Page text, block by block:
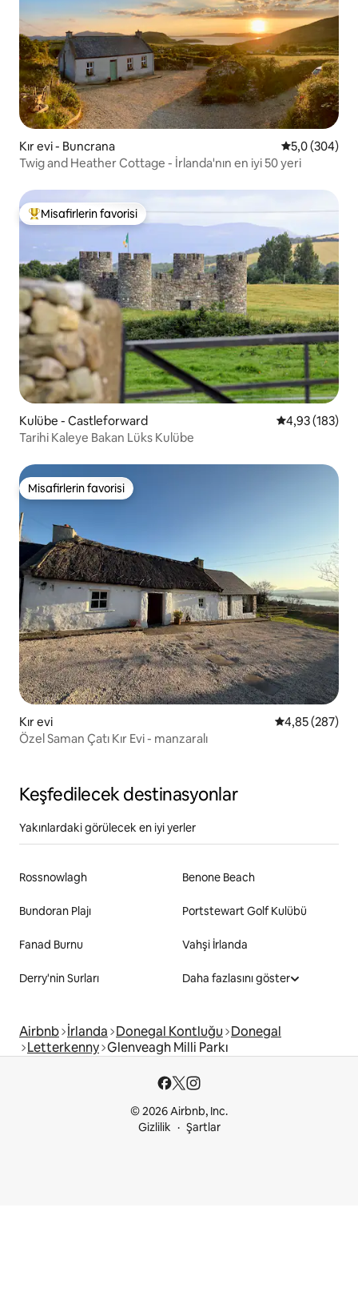
Kır evi - Buncrana 5 üzerinden
5,0 (304)
Twig and Heather Cottage - İrlanda'nın en iyi 50 yeri
Misafirlerin favorilerinden en beğenilenler arasında
Misafirlerin favorisi
Kulübe - Castleforward 5 üzerinden
4,93 (183)
Tarihi Kaleye Bakan Lüks Kulübe
Misafirlerin favorisi
Misafirlerin favorisi
Kır evi 5 üzerinden
4,85 (287)
Özel Saman Çatı Kır Evi - manzaralı
Keşfedilecek destinasyonlar
Yakınlardaki görülecek en iyi yerler
Rossnowlagh Benone Beach
Bundoran Plajı Portstewart Golf Kulübü
Fanad Burnu Vahşi İrlanda
Derry'nin Surları Daha fazlasını göster
Airbnb İrlanda Donegal Kontluğu Donegal
Letterkenny Glenveagh Milli Parkı
© 2026 Airbnb, Inc.
Gizlilik
Şartlar